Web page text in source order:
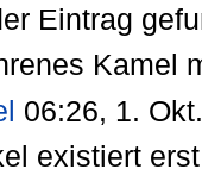
Eintrag
Kamel
06:26, 1.
existiert